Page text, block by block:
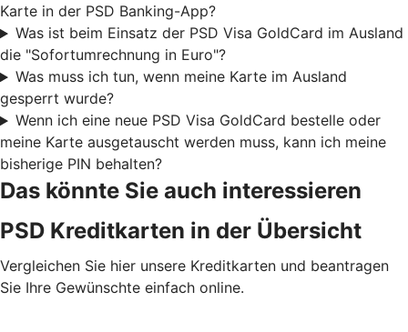
Karte in der PSD Banking-App?
Was ist beim Einsatz der PSD Visa GoldCard im Ausland
die "Sofortumrechnung in Euro"?
Was muss ich tun, wenn meine Karte im Ausland
gesperrt wurde?
Wenn ich eine neue PSD Visa GoldCard bestelle oder
meine Karte ausgetauscht werden muss, kann ich meine
bisherige PIN behalten?
Das könnte Sie auch interessieren
PSD Kreditkarten in der Übersicht
Vergleichen Sie hier unsere Kreditkarten und beantragen
Sie Ihre Gewünschte einfach online.